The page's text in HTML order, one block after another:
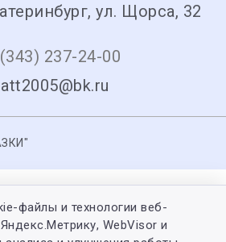
ул. Щорса, 32
237-24-00
att2005@bk.ru
файлы и технологии веб-
WebVisor и